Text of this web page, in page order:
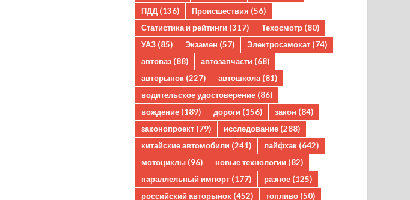
ПДД (136) Происшествия (56)
Статистика и рейтинги (317) Техосмотр (80)
УАЗ (85) Экзамен (57) Электросамокат (74)
автоваз (88) автозапчасти (68)
авторынок (227) автошкола (81)
водительское удостоверение (86)
вождение (189) дороги (156) закон (84)
законопроект (79) исследование (288)
китайские автомобили (241) лайфхак (642)
мотоциклы (96) новые технологии (82)
параллельный импорт (177) разное (125)
российский авторынок (452) топливо (50)